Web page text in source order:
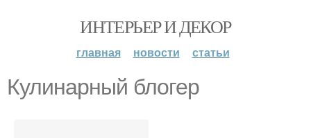
ИНТЕРЬЕР И ДЕКОР
главная новости статьи
Кулинарный блогер